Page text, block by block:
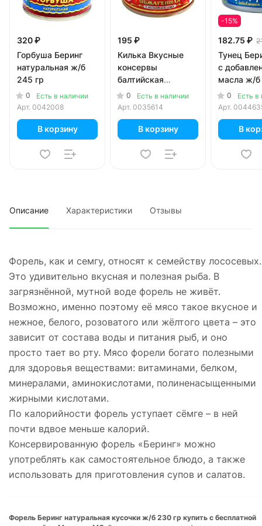
320 ₽
Горбуша Беринг
натуральная ж/б
245 гр
0
Есть в наличии
Арт. 0042008
В корзину
195 ₽
Килька Вкусные
консервы
балтийская
обжаренная в
томатном соусе
0
Есть в наличии
Арт. 0035614
В корзину
-15%
182.75 ₽
Тунец
с
масла ж/б
0
Есть в
Арт.
В
Описание Характеристики Отзывы
Форель, как и семгу, относят к семейству лососевых.
Это удивительно вкусная и полезная рыба. В
загрязнённой, мутной воде форель не живёт.
Возможно, именно поэтому её мясо такое вкусное и
нежное, белого, розоватого или жёлтого цвета – это
зависит от состава воды и питания рыб, и оно
просто тает во рту. Мясо форели богато полезными
для здоровья веществами: витаминами, белком,
минералами, аминокислотами, полиненасыщенными
жирными кислотами.
По калорийности форель уступает сёмге – в ней
почти вдвое меньше калорий.
Консервированную форель «Беринг» можно
употреблять как самостоятельное блюдо, а также
использовать для приготовления супов и салатов.
Форель Беринг натуральная кусочки ж/б 230 гр купить с бесплатной